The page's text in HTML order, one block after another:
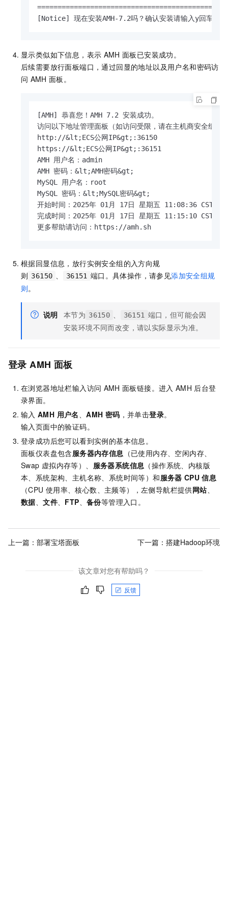
[Notice] 现在安装AMH-7.2吗？确认安装请输入y回车: y
显示类似如下信息，表示 AMH 面板已安装成功。
后续需要放行面板端口，通过回显的地址以及用户名和密码访
问 AMH 面板。
[AMH] 恭喜您！AMH 7.2 安装成功。
访问以下地址管理面板（如访问受限，请在主机商安全组开
http://&lt;ECS公网IP&gt;:36150
https://&lt;ECS公网IP&gt;:36151
AMH 用户名：admin
AMH 密码：&lt;AMH密码&gt;
MySQL 用户名：root
MySQL 密码：&lt;MySQL密码&gt;
开始时间：2025年 01月 17日 星期五 11:08:36 CST
完成时间：2025年 01月 17日 星期五 11:15:10 CST（
更多帮助请访问：https://amh.sh
根据回显信息，放行实例安全组的入方向规
则 36150 、 36151 端口。具体操作，请参见添加安全组规
则。
说明 本节为 36150 、 36151 端口，但可能会因
安装环境不同而改变，请以实际显示为准。
登录 AMH 面板
在浏览器地址栏输入访问 AMH 面板链接。进入 AMH 后台登
录界面。
输入 AMH 用户名、AMH 密码 ，并单击登录。
输入页面中的验证码。
登录成功后您可以看到实例的基本信息。
面板仪表盘包含服务器内存信息 （已使用内存、空闲内存、
Swap 虚拟内存等）、 服务器系统信息 （操作系统、内核版
本、系统架构、主机名称、系统时间等）和服务器 CPU 信息
（CPU 使用率、核心数、主频等），左侧导航栏提供网站、
数据、文件、 FTP、备份等管理入口。
上一篇： 部署宝塔面板 下一篇： 搭建Hadoop环境
该文章对您有帮助吗？
反馈